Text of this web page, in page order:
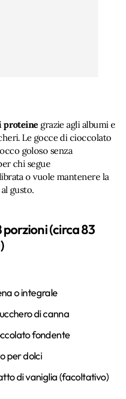
proteine grazie agli albumi e
Le gocce di cioccolato
goloso senza
chi segue
o vuole mantenere la
gusto.
(circa 83
o integrale
di canna
fondente
per dolci
di vaniglia (facoltativo)